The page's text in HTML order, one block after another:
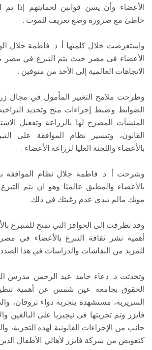
الأعضاء وأن يسن قوانين لحمايتهم إذا تم
خاطئ مع ضرورة وضع تعريف للموت .
واستعرضت خلال كلمتها أ. د. فاطمة جلال
الأعضاء في مصر حيث يتم التبرع في مصر
الاتجاهات العالمية إلى الأخذ من متوفين .
وطرحت ملامح التغيير المأمول في مجال
الضوابط وضبط إجراءات منح وتجديد
المنشآت المصرح لها بالزراعة وتفعيل
القانون، وتيسير نظام الموافقة على
بالأعضاء واللجنة العليا لزراعة الأعضاء .
وشرحت أ. د. فاطمة جلال نظام الموافقة بعد
بالأعضاء والمطبق عالميًا وهو ان يتم
موتك مالم تبدى عدم رغبتك في ذلك.
وقد تطرقت إلى الحوافز التي تمنح للمتبرع
أهمية نشر ثقافة التبرع بالأعضاء في مصر
للمزيد من النقاشات والدراسات في هذا
وتحدثت د. دعاء حامد عبد الرحمن مدرس
الحقوق بجامعه عين شمس عن أهمية
السريرية، مستشهدة بتجربة دواء تروڤان،
فايزر وتم تجربتها في نيچيريا على البالغين
جانب من الإجراءات القانونية لهذه التجربة،
كتعويض من شركة فايزر لأهالي الأطفال الذين